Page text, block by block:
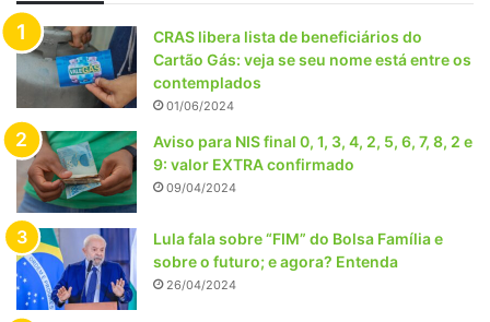
CRAS libera lista de beneficiários do
Cartão Gás: veja se seu nome está entre os
contemplados
01/06/2024
Aviso para NIS final 0, 1, 3, 4, 2, 5, 6, 7, 8, 2 e
9: valor EXTRA confirmado
09/04/2024
Lula fala sobre “FIM” do Bolsa Família e
sobre o futuro; e agora? Entenda
26/04/2024